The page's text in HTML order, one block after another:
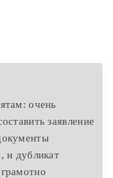
очень
заявление
и дубликат